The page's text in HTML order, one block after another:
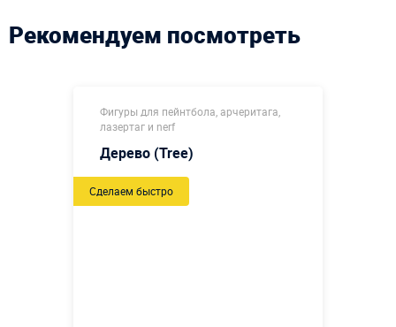
Рекомендуем посмотреть
Фигуры для пейнтбола, арчеритага,
лазертаг и nerf
Дерево (Tree)
Сделаем быстро